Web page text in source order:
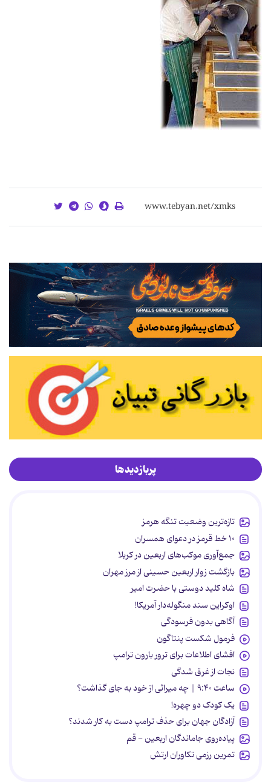
پربازدیدها
تازه‌ترین وضعیت تنگه هرمز
۱۰ خط قرمز در دعوای همسران
جمع‌آوری موکب‌های اربعین در کربلا
بازگشت زوار اربعین حسینی از مرز مهران
شاه کلید دوستی با حضرت امیر
اوکراین سند منگوله‌دار آمریکا!
آگاهی بدون فرسودگی
فرمول شکست پنتاگون
افشای اطلاعات برای ترور بارون ترامپ
نجات از غرق شدگی
ساعت ۹:۴۰ | چه میراثی از خود به جای گذاشت؟
یک کودک دو چهره!
آزادگان جهان برای حذف ترامپ دست به کار شدند؟
پیاده‌روی جاماندگان اربعین - قم
تمرین رزمی تکاوران ارتش